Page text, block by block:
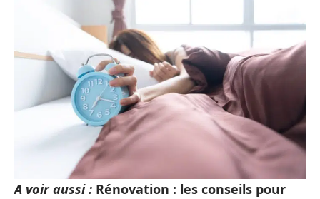
A voir aussi : Rénovation : les conseils pour